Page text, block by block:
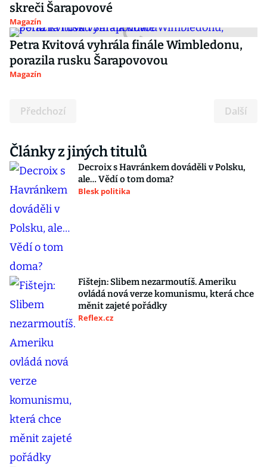
skreči Šarapovové
Magazín
Petra Kvitová vyhrála finále Wimbledonu,
porazila rusku Šarapovovou
Magazín
Předchozí Další
Články z jiných titulů
Decroix s Havránkem dováděli v Polsku,
ale… Vědí o tom doma?
Blesk politika
Fištejn: Slibem nezarmoutíš. Ameriku
ovládá nová verze komunismu, která chce
měnit zajeté pořádky
Reflex.cz